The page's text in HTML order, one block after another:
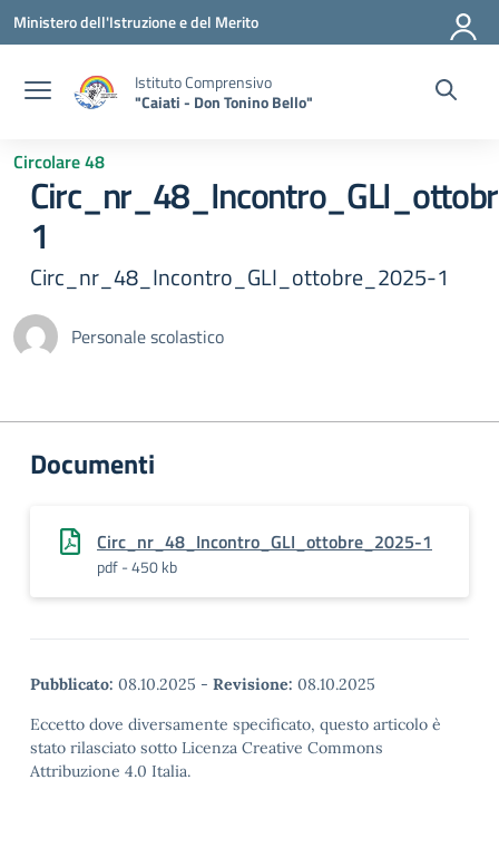
Vai ai contenuti
Vai al menu di navigazione
Vai al footer
Ministero dell'Istruzione e del Merito
Istituto Comprensivo
"Caiati - Don Tonino Bello"
Circolare 48
1
Circ_nr_48_Incontro_GLI_ottobre_2025-1
Personale scolastico
Documenti
Circ_nr_48_Incontro_GLI_ottobre_2025-1
pdf - 450 kb
Pubblicato: 08.10.2025 - Revisione: 08.10.2025
Eccetto dove diversamente specificato, questo articolo è
stato rilasciato sotto Licenza Creative Commons
Attribuzione 4.0 Italia.